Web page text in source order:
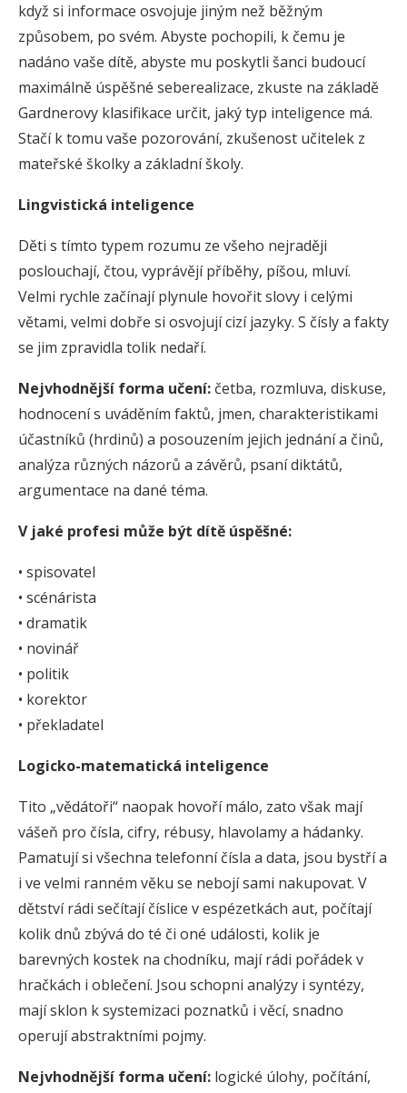
když si informace osvojuje jiným než běžným
způsobem, po svém. Abyste pochopili, k čemu je
nadáno vaše dítě, abyste mu poskytli šanci budoucí
maximálně úspěšné seberealizace, zkuste na základě
Gardnerovy klasifikace určit, jaký typ inteligence má.
Stačí k tomu vaše pozorování, zkušenost učitelek z
mateřské školky a základní školy.
Lingvistická inteligence
Děti s tímto typem rozumu ze všeho nejraději
poslouchají, čtou, vyprávějí příběhy, píšou, mluví.
Velmi rychle začínají plynule hovořit slovy i celými
větami, velmi dobře si osvojují cizí jazyky. S čísly a fakty
se jim zpravidla tolik nedaří.
Nejvhodnější forma učení: četba, rozmluva, diskuse,
hodnocení s uváděním faktů, jmen, charakteristikami
účastníků (hrdinů) a posouzením jejich jednání a činů,
analýza různých názorů a závěrů, psaní diktátů,
argumentace na dané téma.
V jaké profesi může být dítě úspěšné:
• spisovatel
• scénárista
• dramatik
• novinář
• politik
• korektor
• překladatel
Logicko-matematická inteligence
Tito „vědátoři“ naopak hovoří málo, zato však mají
vášeň pro čísla, cifry, rébusy, hlavolamy a hádanky.
Pamatují si všechna telefonní čísla a data, jsou bystří a
i ve velmi ranném věku se nebojí sami nakupovat. V
dětství rádi sečítají číslice v espézetkách aut, počítají
kolik dnů zbývá do té či oné události, kolik je
barevných kostek na chodníku, mají rádi pořádek v
hračkách i oblečení. Jsou schopni analýzy i syntézy,
mají sklon k systemizaci poznatků i věcí, snadno
operují abstraktními pojmy.
Nejvhodnější forma učení: logické úlohy, počítání,